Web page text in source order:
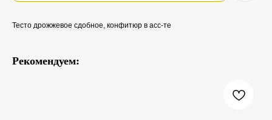
Тесто дрожжевое сдобное, конфитюр в асс-те
Рекомендуем: